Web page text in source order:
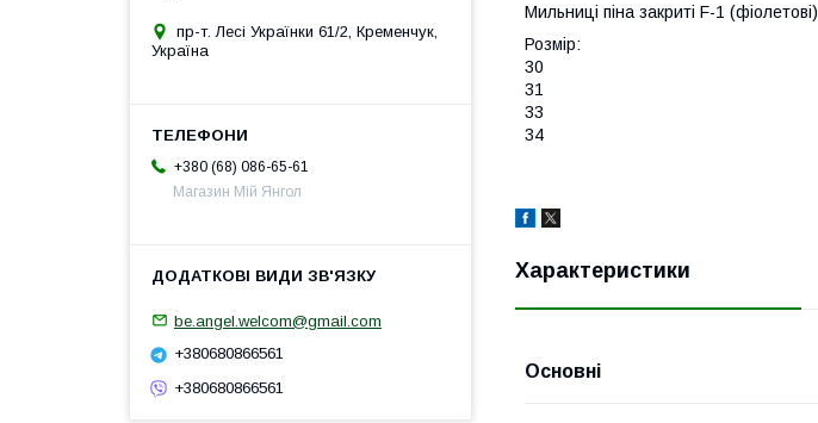
Мильниці піна закриті F-1 (фіолетові)
Розмір:
30
31
33
34
Характеристики
Основні
пр-т. Лесі Українки 61/2, Кременчук,
Україна
+380 (68) 086-65-61
Магазин Мій Янгол
be.angel.welcom@gmail.com
+380680866561
+380680866561